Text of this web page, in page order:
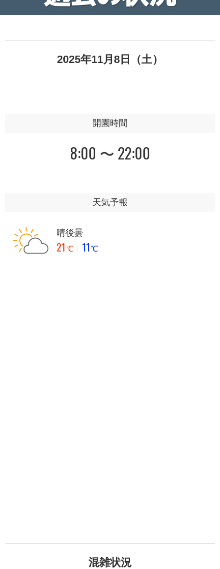
2025年11月8日（土）
開園時間
8:00 〜 22:00
天気予報
晴後曇
21℃ 11℃
混雑状況